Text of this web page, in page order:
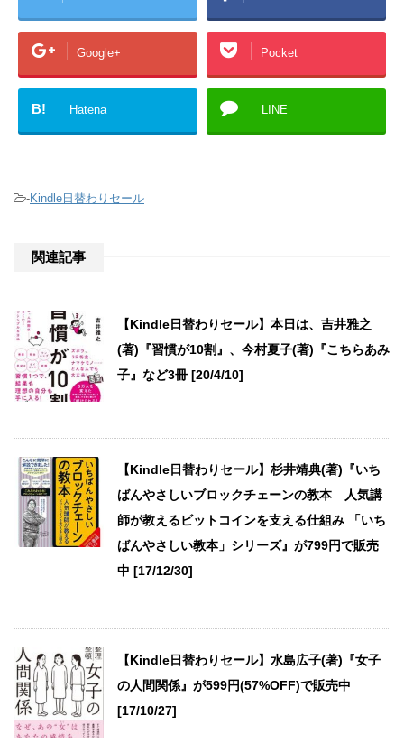
Google+ Pocket
B! Hatena LINE
-Kindle日替わりセール
関連記事
【Kindle日替わりセール】本日は、吉井雅之
(著)『習慣が10割』、今村夏子(著)『こちらあみ
子』など3冊 [20/4/10]
【Kindle日替わりセール】杉井靖典(著)『いち
ばんやさしいブロックチェーンの教本 人気講
師が教えるビットコインを支える仕組み 「いち
ばんやさしい教本」シリーズ』が799円で販売
中 [17/12/30]
【Kindle日替わりセール】水島広子(著)『女子
の人間関係』が599円(57%OFF)で販売中
[17/10/27]